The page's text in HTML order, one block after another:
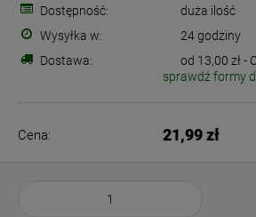
Dostępność:
duża ilość
Wysyłka w:
24 godziny
Dostawa:
od 13,00 zł-
Cena nie zawiera ewentualnych kosztów
sprawdź formy
Cena: 21,99 zł